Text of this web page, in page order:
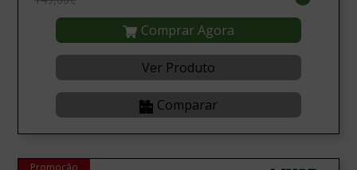
Comprar Agora
Ver Produto
Comparar